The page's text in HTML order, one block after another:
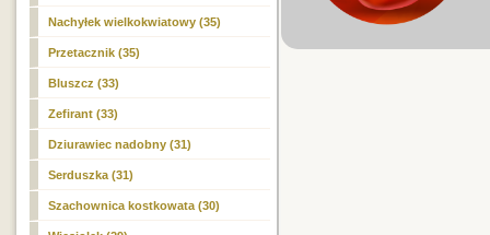
Nachyłek wielkokwiatowy (35)
Przetacznik (35)
Bluszcz (33)
Zefirant (33)
Dziurawiec nadobny (31)
Serduszka (31)
Szachownica kostkowata (30)